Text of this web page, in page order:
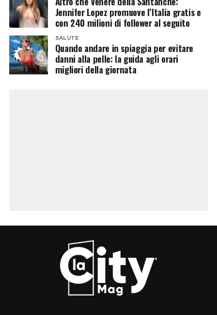
Jennifer Lopez promuove l’Italia gratis e
con 240 milioni di follower al seguito
SALUTE
Quando andare in spiaggia per evitare
danni alla pelle: la guida agli orari
migliori della giornata